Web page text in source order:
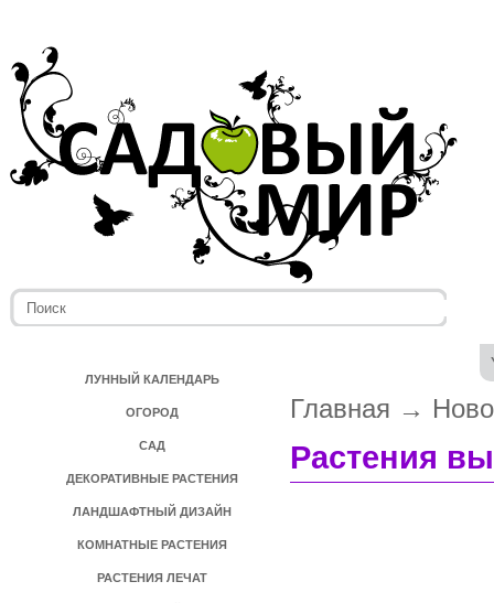
ЛУННЫЙ КАЛЕНДАРЬ
ОГОРОД
САД
ДЕКОРАТИВНЫЕ РАСТЕНИЯ
ЛАНДШАФТНЫЙ ДИЗАЙН
КОМНАТНЫЕ РАСТЕНИЯ
РАСТЕНИЯ ЛЕЧАТ
Главная →
Растения